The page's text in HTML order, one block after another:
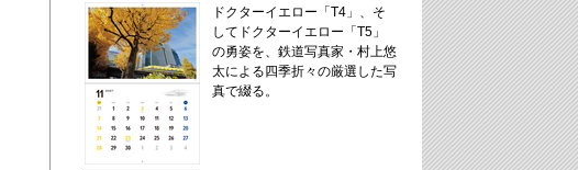
ドクターイエロー「T4」、そ
してドクターイエロー「T5」
の勇姿を、鉄道写真家・村上悠
太による四季折々の厳選した写
真で綴る。